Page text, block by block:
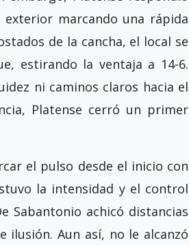
marcando una rápida
de la cancha, el local se
estirando la ventaja a 14-6.
ni caminos claros hacia el
Platense cerró un primer
el pulso desde el inicio con
la intensidad y el control
Sabantonio achicó distancias
Aun así, no le alcanzó